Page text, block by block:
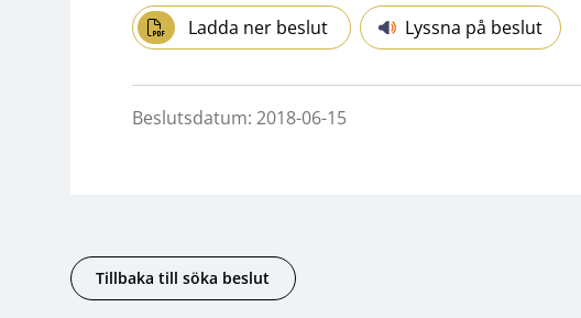
Ladda ner beslut Lyssna på beslut
Beslutsdatum: 2018-06-15
Tillbaka till söka beslut